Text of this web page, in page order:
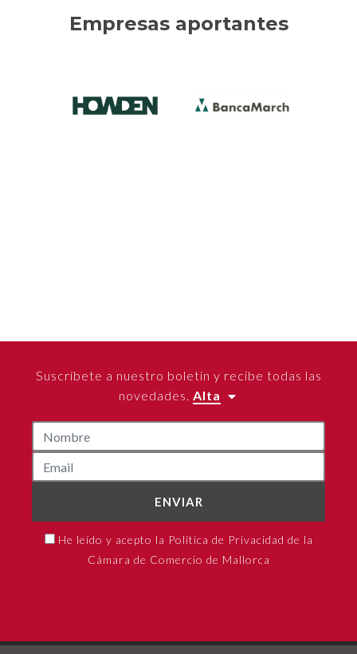
Empresas aportantes
Suscríbete a nuestro boletín y recibe todas las
novedades. Alta
ENVIAR
He leído y acepto la Política de Privacidad de la
Cámara de Comercio de Mallorca